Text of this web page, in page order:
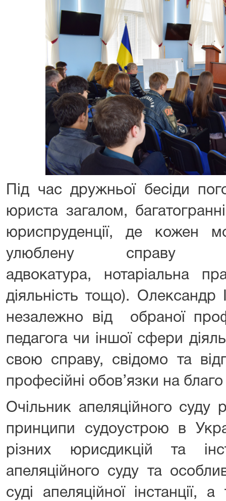
Під час дружньої бесіди
юриста загалом,
юриспруденції, де кожен
улюблену справу
адвокатура, нотаріальна
діяльність тощо).
незалежно від обраної
педагога чи іншої сфери
свою справу, свідомо та
професійні обов’язки на
Очільник апеляційного суду
принципи судоустрою в
різних юрисдикцій та
апеляційного суду та
суді апеляційної інстанції,